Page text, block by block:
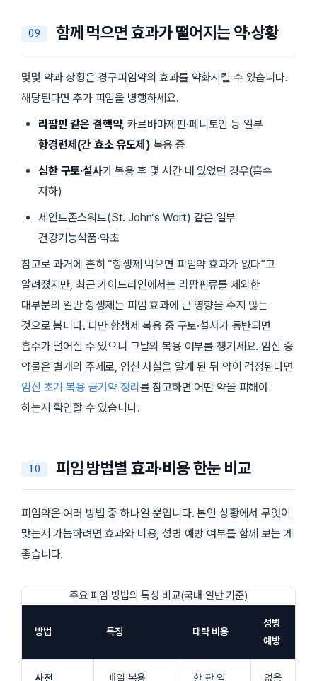
함께 먹으면 효과가 떨어지는 약·상황
몇몇 약과 상황은 경구피임약의 효과를 약화시킬 수 있습니다.
해당된다면 추가 피임을 병행하세요.
리팜핀 같은 결핵약, 카르바마제핀·페니토인 등 일부
항경련제(간 효소 유도제) 복용 중
심한 구토·설사가 복용 후 몇 시간 내 있었던 경우(흡수
저하)
세인트존스워트(St. John’s Wort) 같은 일부
건강기능식품·약초
참고로 과거에 흔히 “항생제 먹으면 피임약 효과가 없다”고
알려졌지만, 최근 가이드라인에서는 리팜핀류를 제외한
대부분의 일반 항생제는 피임 효과에 큰 영향을 주지 않는
것으로 봅니다. 다만 항생제 복용 중 구토·설사가 동반되면
흡수가 떨어질 수 있으니 그날의 복용 여부를 챙기세요. 임신 중
약물은 별개의 주제로, 임신 사실을 알게 된 뒤 약이 걱정된다면
임신 초기 복용 금기약 정리 를 참고하면 어떤 약을 피해야
하는지 확인할 수 있습니다.
피임 방법별 효과·비용 한눈 비교
피임약은 여러 방법 중 하나일 뿐입니다. 본인 상황에서 무엇이
맞는지 가늠하려면 효과와 비용, 성병 예방 여부를 함께 보는 게
좋습니다.
주요 피임 방법의 특성 비교(국내 일반 기준)
방법 특징 대략 비용
성병
예방
사전 매일 복용, 한 판 약 없음